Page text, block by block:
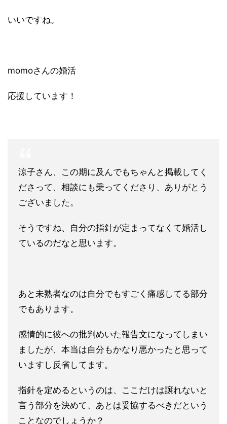
いいですね。
momoさんの婚活
応援しています！
涼子さん、この期に及んでもちゃんと掲載してく
ださって、相談に も乗ってくださり、ありがとう
ございました。
そうですね、自分の指針が定まってなくて婚活し
ているのだなと思います。
あと未熟者なのは自分でもすごく痛感してる部分
でもあります。
感情的に彼への批判めいた報告文になってしまい
ましたが、本当は自分もかなり悪かったと思って
いますし反省してます。
指針を定めるというのは、ここだけは譲れないと
言う部分を決めて 、あとは妥協するべきだという
ことなのでしょうか？